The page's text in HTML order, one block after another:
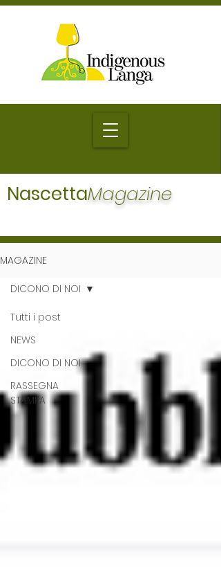
NascettaMagazine
MAGAZINE
Tutti i post
NEWS
DICONO DI NOI
RASSEGNA
STAMPA
DICONO DI NOI